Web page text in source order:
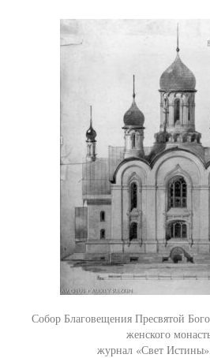
Собор Благовещения Пресвятой
женского
журнал «Свет